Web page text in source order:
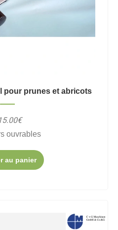
pour prunes et abricots
ouvrables
au panier